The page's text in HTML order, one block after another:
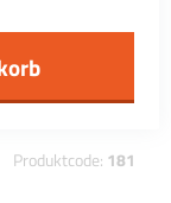
Produktcode: 181